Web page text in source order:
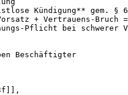
Kündigung** gem. §
+ Vertrauens-Bruch
Pflicht bei schwerer
Beschäftigter